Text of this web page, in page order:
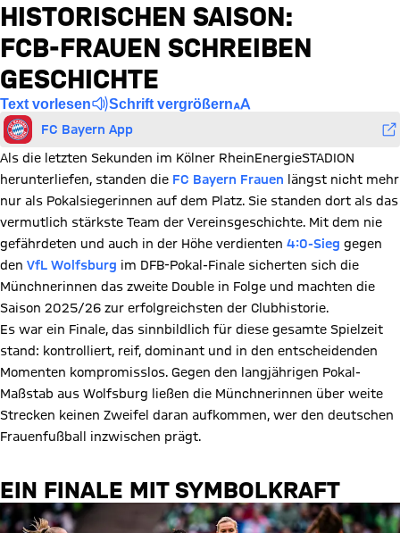
HISTORISCHEN SAISON:
FCB-FRAUEN SCHREIBEN
GESCHICHTE
Text vorlesen Schrift vergrößern
FC Bayern App
Als die letzten Sekunden im Kölner RheinEnergieSTADION
herunterliefen, standen die FC Bayern Frauen längst nicht mehr
nur als Pokalsiegerinnen auf dem Platz. Sie standen dort als das
vermutlich stärkste Team der Vereinsgeschichte. Mit dem nie
gefährdeten und auch in der Höhe verdienten 4:0-Sieg gegen
den VfL Wolfsburg im DFB-Pokal-Finale sicherten sich die
Münchnerinnen das zweite Double in Folge und machten die
Saison 2025/26 zur erfolgreichsten der Clubhistorie.
Es war ein Finale, das sinnbildlich für diese gesamte Spielzeit
stand: kontrolliert, reif, dominant und in den entscheidenden
Momenten kompromisslos. Gegen den langjährigen Pokal-
Maßstab aus Wolfsburg ließen die Münchnerinnen über weite
Strecken keinen Zweifel daran aufkommen, wer den deutschen
Frauenfußball inzwischen prägt.
EIN FINALE MIT SYMBOLKRAFT